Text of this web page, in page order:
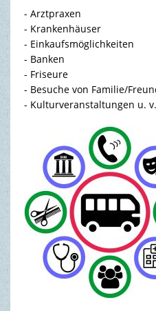
- Arztpraxen
- Krankenhäuser
- Einkaufsmöglichkeiten
- Banken
- Friseure
- Besuche von Familie/
- Kulturveranstaltungen u.